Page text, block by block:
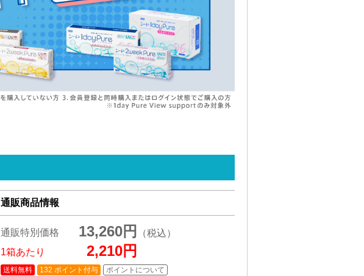
通販商品情報
通販特別価格 13,260円
1箱あたり 2,210円
送料無料 132 ポイント付与 ポイントについて